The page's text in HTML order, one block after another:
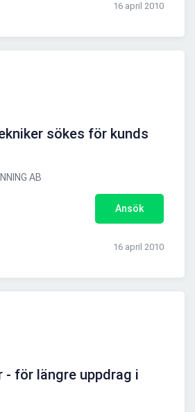
16 april 2010
sökes för kunds
AB
Ansök
16 april 2010
- för längre uppdrag i